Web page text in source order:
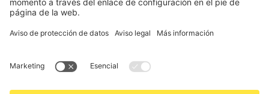
Privacidad y protección de datos
Información sobre la eliminación de pilas y equipos electrónicos
Condiciones de garantía
Configuración de cookies